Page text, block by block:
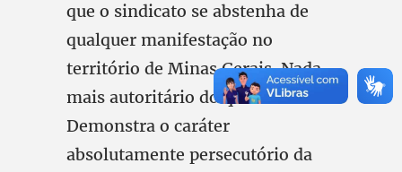
que o sindicato se abstenha de
qualquer manifestação no
território de Minas Gerais. Nada
mais autoritário do que isso!
Demonstra o caráter
absolutamente persecutório da